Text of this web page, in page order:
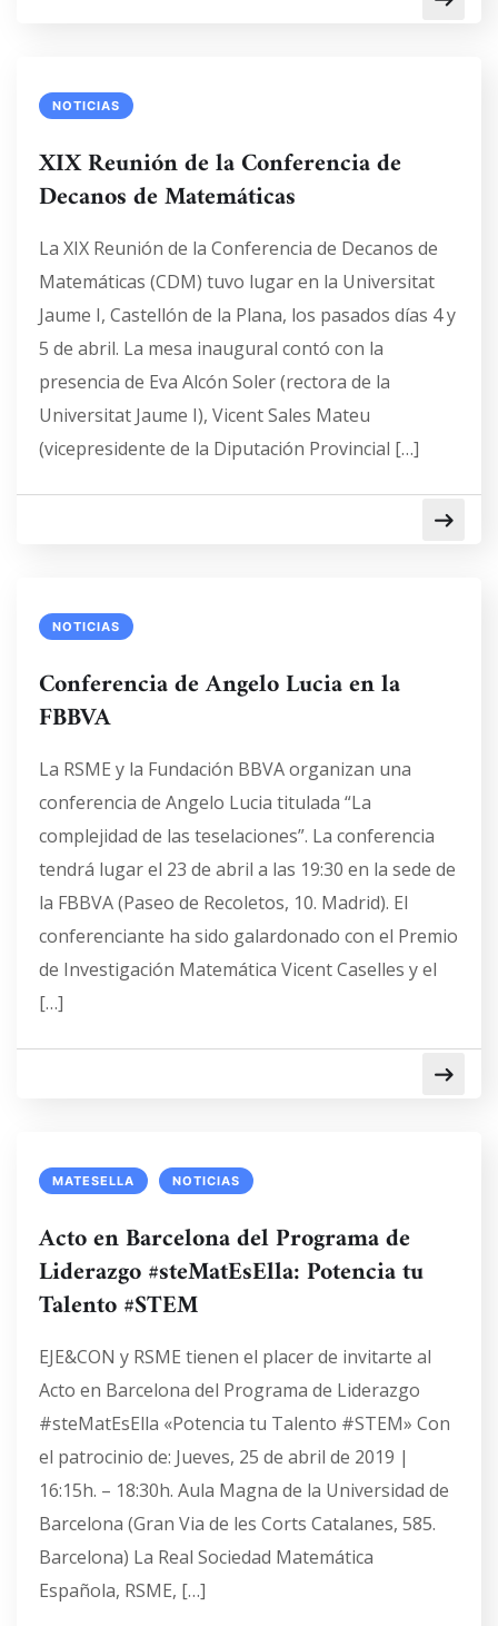
NOTICIAS
XIX Reunión de la Conferencia de
Decanos de Matemáticas
La XIX Reunión de la Conferencia de Decanos de
Matemáticas (CDM) tuvo lugar en la Universitat
Jaume I, Castellón de la Plana, los pasados días 4 y
5 de abril. La mesa inaugural contó con la
presencia de Eva Alcón Soler (rectora de la
Universitat Jaume I), Vicent Sales Mateu
(vicepresidente de la Diputación Provincial […]
NOTICIAS
Conferencia de Angelo Lucia en la
FBBVA
La RSME y la Fundación BBVA organizan una
conferencia de Angelo Lucia titulada “La
complejidad de las teselaciones”. La conferencia
tendrá lugar el 23 de abril a las 19:30 en la sede de
la FBBVA (Paseo de Recoletos, 10. Madrid). El
conferenciante ha sido galardonado con el Premio
de Investigación Matemática Vicent Caselles y el
[…]
MATESELLA NOTICIAS
Acto en Barcelona del Programa de
Liderazgo #steMatEsElla: Potencia tu
Talento #STEM
EJE&CON y RSME tienen el placer de invitarte al
Acto en Barcelona del Programa de Liderazgo
#steMatEsElla «Potencia tu Talento #STEM» Con
el patrocinio de: Jueves, 25 de abril de 2019 |
16:15h. – 18:30h. Aula Magna de la Universidad de
Barcelona (Gran Via de les Corts Catalanes, 585.
Barcelona) La Real Sociedad Matemática
Española, RSME, […]